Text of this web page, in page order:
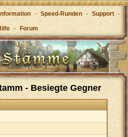
- Speed-Runden - Support -
- Forum
- Besiegte Gegner